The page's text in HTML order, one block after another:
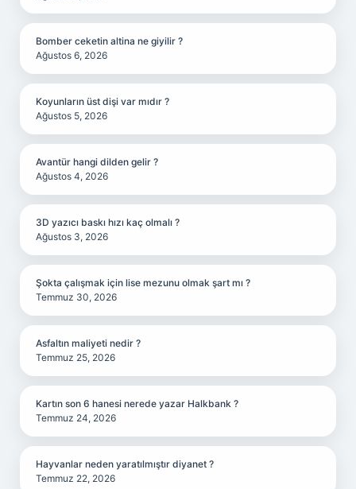
Bomber ceketin altina ne giyilir ?
Ağustos 6, 2026
Koyunların üst dişi var mıdır ?
Ağustos 5, 2026
Avantür hangi dilden gelir ?
Ağustos 4, 2026
3D yazıcı baskı hızı kaç olmalı ?
Ağustos 3, 2026
Şokta çalışmak için lise mezunu olmak şart mı ?
Temmuz 30, 2026
Asfaltın maliyeti nedir ?
Temmuz 25, 2026
Kartın son 6 hanesi nerede yazar Halkbank ?
Temmuz 24, 2026
Hayvanlar neden yaratılmıştır diyanet ?
Temmuz 22, 2026